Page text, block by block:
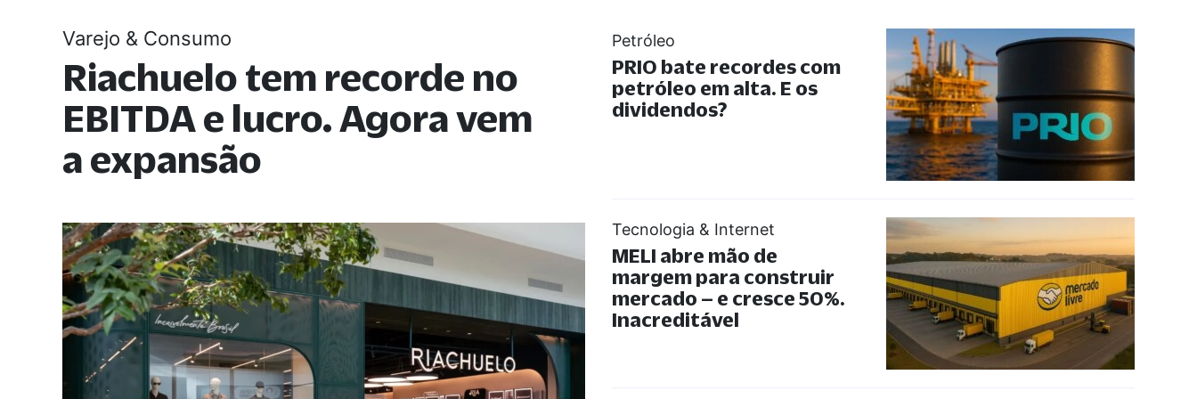
Varejo & Consumo
Riachuelo tem recorde no
EBITDA e lucro. Agora vem
a expansão
Petróleo
PRIO bate recordes com
petróleo em alta. E os
dividendos?
Tecnologia & Internet
MELI abre mão de
margem para construir
mercado – e cresce 50%.
Inacreditável